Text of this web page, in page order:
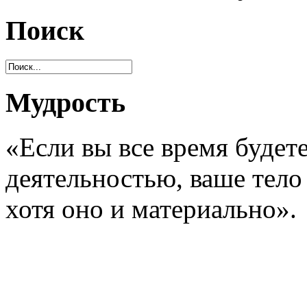
Поиск
Мудрость
«Если вы все время
деятельностью, ваше
хотя оно и материально».